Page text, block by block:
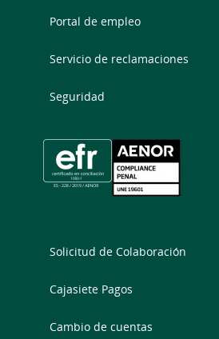
Portal de empleo
Servicio de reclamaciones
Seguridad
Solicitud de Colaboración
Cajasiete Pagos
Cambio de cuentas